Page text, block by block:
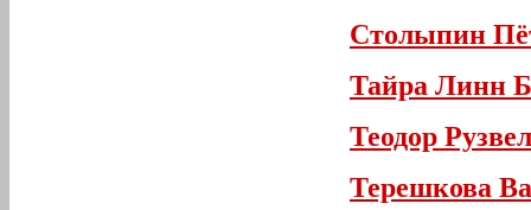
Столыпин
Тайра Линн
Теодор
Терешкова